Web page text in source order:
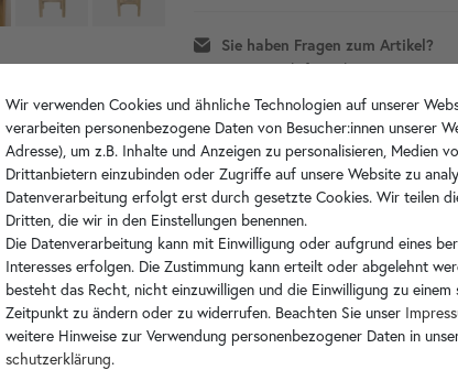
Sie haben Fragen zum Artikel?
zum Kontaktformular
Telefonische Beratung unter:
+49 3591 2722710
Diesen Artikel für später merken?
Hersteller-Info
Wir verwenden Cookies und ähnliche Technologien auf unserer
verarbeiten personenbezogene Daten von Besucher:innen unserer
Adresse), um z.B. Inhalte und Anzeigen zu personalisieren, Medien
Drittanbietern einzubinden oder Zugriffe auf unsere Website zu
Datenverarbeitung erfolgt erst durch gesetzte Cookies. Wir teilen
Dritten, die wir in den Einstellungen benennen.
Die Datenverarbeitung kann mit Einwilligung oder aufgrund eines
Interesses erfolgen. Die Zustimmung kann erteilt oder abgelehnt
besteht das Recht, nicht einzuwilligen und die Einwilligung zu einem
Zeitpunkt zu ändern oder zu widerrufen. Beachten Sie unser
weitere Hinweise zur Verwendung personenbezogener Daten in
schutz­erklärung.